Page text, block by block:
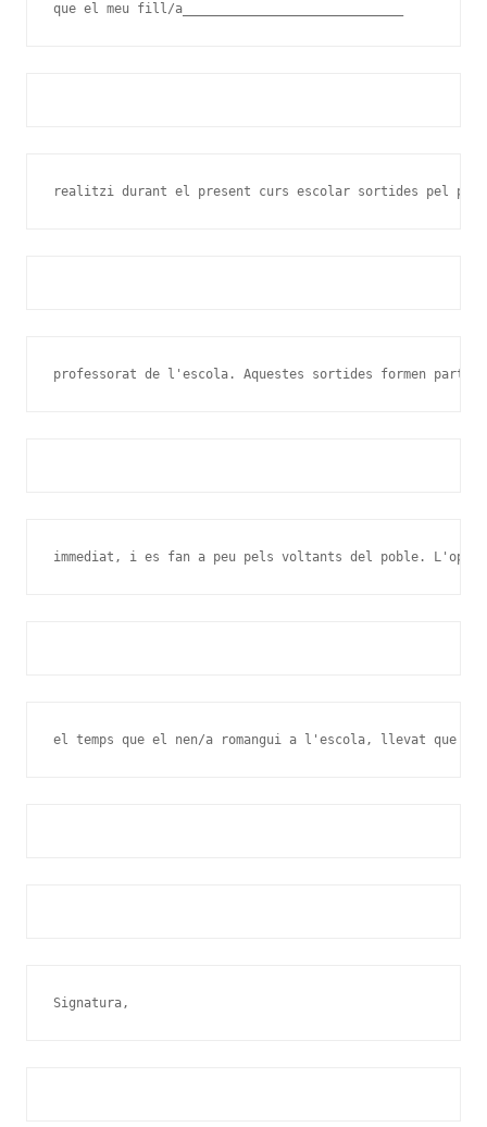
que el meu fill/a_____________________________
realitzi durant el present curs escolar sortides pel
professorat de l'escola. Aquestes sortides formen part
immediat, i es fan a peu pels voltants del poble.
el temps que el nen/a romangui a l'escola, llevat que
Signatura,